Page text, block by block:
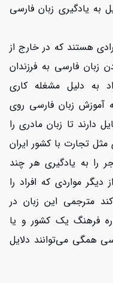
به یادگیری زبان فارسی
هستند که در خارج از
زبان فارسی به فرزندان
به دلیل مشغله کاری
آموزش زبان فارسی روی
دارند تا زبان مادری را
تجارت با کشور ایران
را به یادگیری هر چند
مواردی که افراد را
مترجمی این زبان در
فرهنگ یک کشور و یا
همگی می‌توانند دلایل